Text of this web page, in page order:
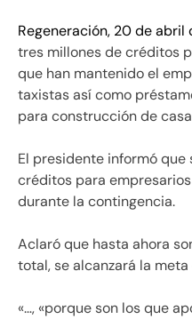
Regeneración, 20 de abril
tres millones de créditos
que han mantenido el
taxistas así como
para construcción de
El presidente informó que
créditos para
durante la contingencia.
Aclaró que hasta ahora
total, se alcanzará la
«…, «porque son los que